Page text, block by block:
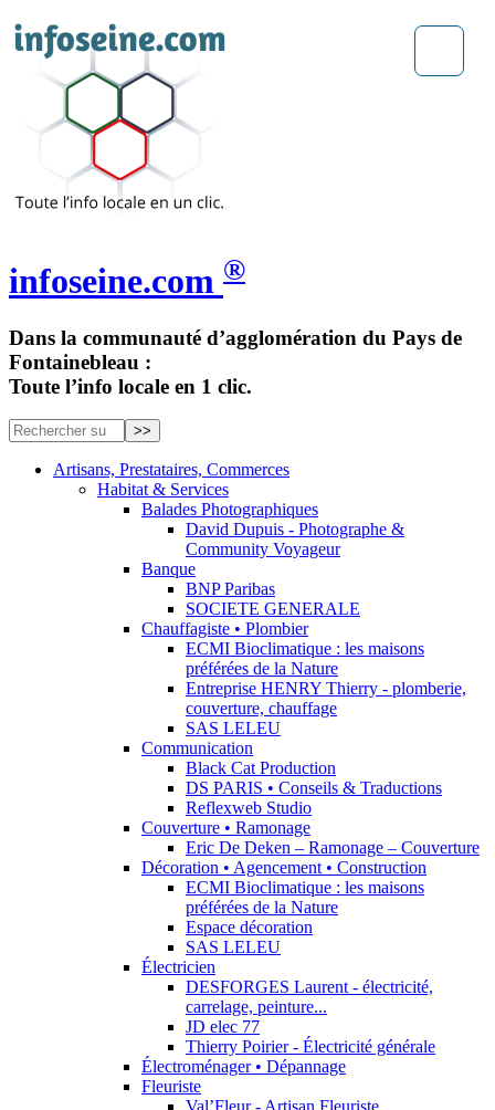
infoseine.com ®
Dans la communauté d’agglomération du Pays de
Fontainebleau :
Toute l’info locale en 1 clic.
Artisans, Prestataires, Commerces
Habitat & Services
Balades Photographiques
David Dupuis - Photographe &
Community Voyageur
Banque
BNP Paribas
SOCIETE GENERALE
Chauffagiste • Plombier
ECMI Bioclimatique : les maisons
préférées de la Nature
Entreprise HENRY Thierry - plomberie,
couverture, chauffage
SAS LELEU
Communication
Black Cat Production
DS PARIS • Conseils & Traductions
Reflexweb Studio
Couverture • Ramonage
Eric De Deken – Ramonage – Couverture
Décoration • Agencement • Construction
ECMI Bioclimatique : les maisons
préférées de la Nature
Espace décoration
SAS LELEU
Électricien
DESFORGES Laurent - électricité,
carrelage, peinture...
JD elec 77
Thierry Poirier - Électricité générale
Électroménager • Dépannage
Fleuriste